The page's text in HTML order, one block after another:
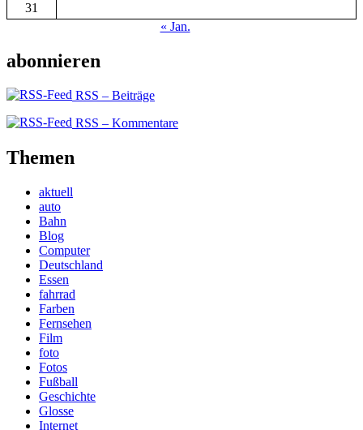
31
« Jan.
abonnieren
RSS – Beiträge
RSS – Kommentare
Themen
aktuell
auto
Bahn
Blog
Computer
Deutschland
Essen
fahrrad
Farben
Fernsehen
Film
foto
Fotos
Fußball
Geschichte
Glosse
Internet